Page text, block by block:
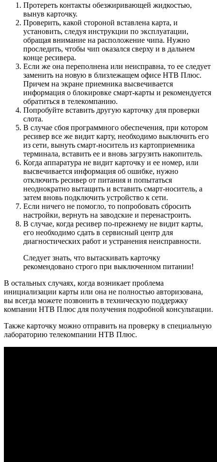
Протереть контакты обезжиривающей жидкостью,
вынув карточку.
Проверить, какой стороной вставлена карта, и
установить, следуя инструкции по эксплуатации,
обращая внимание на расположение чипа. Нужно
проследить, чтобы чип оказался сверху и в дальнем
конце ресивера.
Если же она переполнена или неисправна, то ее следует
заменить на новую в близлежащем офисе НТВ Плюс.
Причем на экране приемника высвечивается
информация о блокировке смарт-карты и рекомендуется
обратиться в телекомпанию.
Попробуйте вставить другую карточку для проверки
слота.
В случае сбоя программного обеспечения, при котором
ресивер все же видит карту, необходимо выключить его
из сети, вынуть смарт-носитель из картоприемника
терминала, вставить ее и вновь загрузить накопитель.
Когда аппаратура не видит карточку и ее номер, или
высвечивается информация об ошибке, нужно
отключить ресивер от питания и попытаться
неоднократно вытащить и вставить смарт-носитель, а
затем вновь подключить устройство к сети.
Если ничего не помогло, то попробовать сбросить
настройки, вернуть на заводские и перенастроить.
В случае, когда ресивер по-прежнему не видит карты,
его необходимо сдать в сервисный центр для
диагностических работ и устранения неисправности.
Следует знать, что вытаскивать карточку
рекомендовано строго при выключенном питании!
В остальных случаях, когда возникает проблема
инициализации карты или она не полностью авторизована,
вы всегда можете позвонить в техническую поддержку
компании НТВ Плюс для получения подробной консультации.
Также карточку можно отправить на проверку в специальную
лабораторию телекомпании НТВ Плюс.